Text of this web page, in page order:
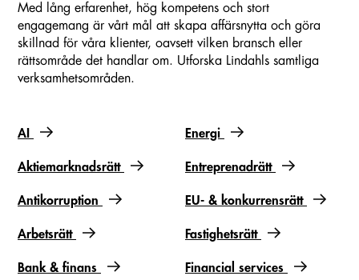
Med lång erfarenhet, hög kompetens och stort
engagemang är vårt mål att skapa affärsnytta och göra
skillnad för våra klienter, oavsett vilken bransch eller
rättsområde det handlar om. Utforska Lindahls samtliga
verksamhetsområden.
Slideshow items
AI
Aktiemarknadsrätt
Antikorruption
Arbetsrätt
Bank & finans
Energi
Entreprenadrätt
EU- & konkurrensrätt
Fastighetsrätt
Financial services